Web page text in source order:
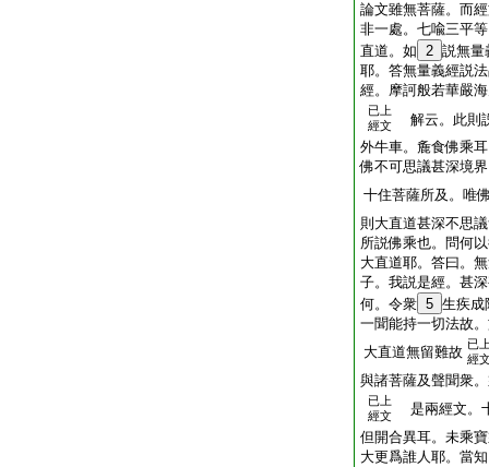
論文雖無菩薩。而
非一處。七喩三平
直道。如 2 説無量
耶。答無量義經説
經。摩訶般若華嚴
已上
經文
解云。此則
外牛車。麁食佛乘
佛不可思議甚深境
十住菩薩所及。唯
則大直道甚深不思
所説佛乘也。問何
大直道耶。答曰。
子。我説是經。甚
何。令衆 5 生疾成
一聞能持一切法故
大直道無留難故 已
經
與諸菩薩及聲聞衆
已上
經文
是兩經文。
但開合異耳。未乘
大更爲誰人耶。當